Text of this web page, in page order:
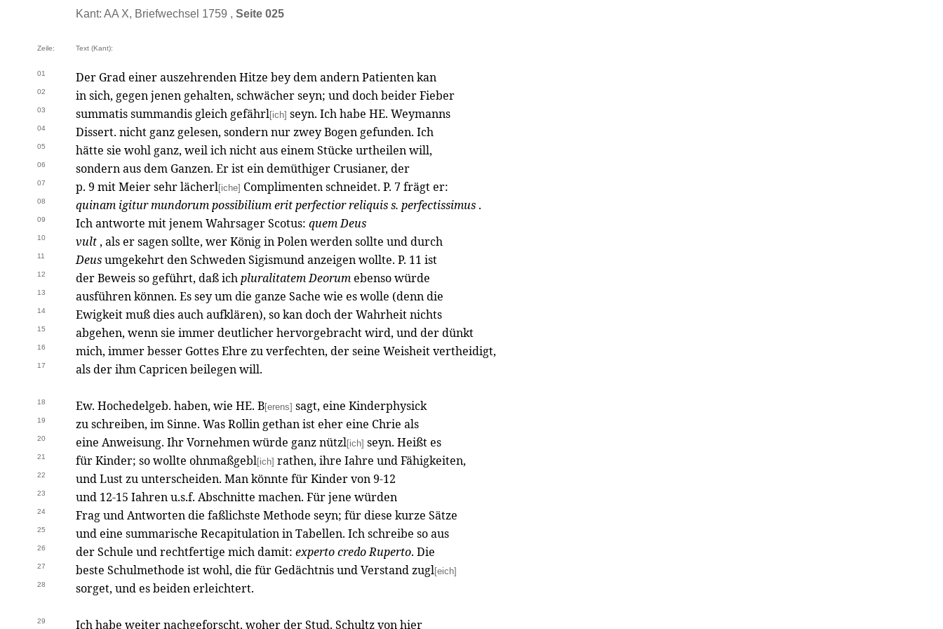
Kant: AA X, Briefwechsel 1759 , Seite 025
Zeile: Text (Kant):
01 Der Grad einer auszehrenden Hitze bey dem andern Patienten kan
02 in sich, gegen jenen gehalten, schwächer seyn; und doch beider Fieber
03 summatis summandis gleich gefährl[ich] seyn. Ich habe HE. Weymanns
04 Dissert. nicht ganz gelesen, sondern nur zwey Bogen gefunden. Ich
05 hätte sie wohl ganz, weil ich nicht aus einem Stücke urtheilen will,
06 sondern aus dem Ganzen. Er ist ein demüthiger Crusianer, der
07 p. 9 mit Meier sehr lächerl[iche] Complimenten schneidet. P. 7 frägt er:
08 quinam igitur mundorum possibilium erit perfectior reliquis s. perfectissimus .
09 Ich antworte mit jenem Wahrsager Scotus: quem Deus
10 vult , als er sagen sollte, wer König in Polen werden sollte und durch
11 Deusumgekehrt den Schweden Sigismund anzeigen wollte. P. 11 ist
12 der Beweis so geführt, daß ichpluralitatem Deorumebenso würde
13 ausführen können. Es sey um die ganze Sache wie es wolle (denn die
14 Ewigkeit muß dies auch aufklären), so kan doch der Wahrheit nichts
15 abgehen, wenn sie immer deutlicher hervorgebracht wird, und der dünkt
16 mich, immer besser Gottes Ehre zu verfechten, der seine Weisheit vertheidigt,
17 als der ihm Capricen beilegen will.
18 Ew. Hochedelgeb. haben, wie HE. B[erens] sagt, eine Kinderphysick
19 zu schreiben, im Sinne. Was Rollin gethan ist eher eine Chrie als
20 eine Anweisung. Ihr Vornehmen würde ganz nützl[ich] seyn. Heißt es
21 für Kinder; so wollte ohnmaßgebl[ich] rathen, ihre Iahre und Fähigkeiten,
22 und Lust zu unterscheiden. Man könnte für Kinder von 9-12
23 und 12-15 Iahren u.s.f. Abschnitte machen. Für jene würden
24 Frag und Antworten die faßlichste Methode seyn; für diese kurze Sätze
25 und eine summarische Recapitulation in Tabellen. Ich schreibe so aus
26 der Schule und rechtfertige mich damit: experto credo Ruperto. Die
27 beste Schulmethode ist wohl, die für Gedächtnis und Verstand zugl[eich]
28 sorget, und es beiden erleichtert.
29 Ich habe weiter nachgeforscht, woher der Stud. Schultz von hier